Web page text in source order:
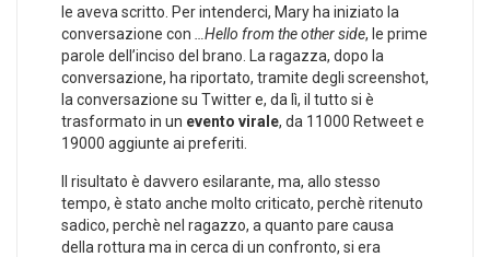
le aveva scritto. Per intenderci, Mary ha iniziato la
conversazione con
…Hello from the other side, le prime
parole dell’inciso del brano. La ragazza, dopo la
conversazione, ha riportato, tramite degli screenshot,
la conversazione su Twitter e, da lì, il tutto si è
trasformato in un evento virale, da 11000 Retweet e
19000 aggiunte ai preferiti.
Il risultato è davvero esilarante, ma, allo stesso
tempo, è stato anche molto criticato, perchè ritenuto
sadico, perchè nel ragazzo, a quanto pare causa
della rottura ma in cerca di un confronto, si era